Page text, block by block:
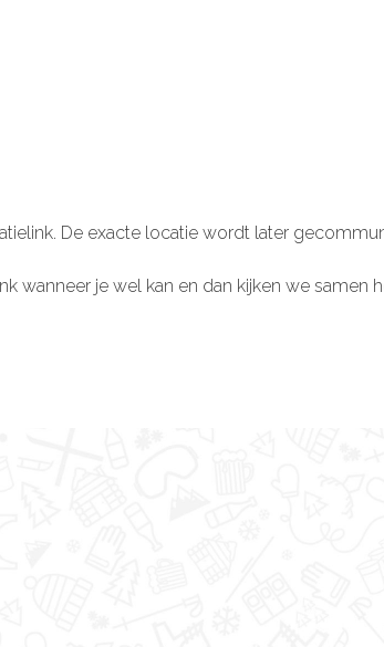
De exacte locatie wordt later
wanneer je wel kan en dan kijken we samen